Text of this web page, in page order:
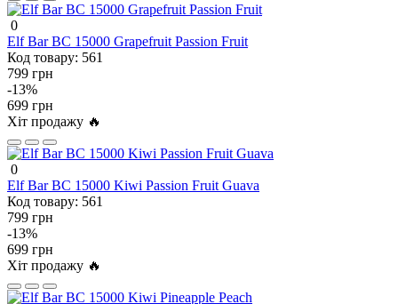
0
Elf Bar BC 15000 Grapefruit Passion Fruit
Код товару: 561
799 грн
-13%
699 грн
Хіт продажу 🔥
0
Elf Bar BC 15000 Kiwi Passion Fruit Guava
Код товару: 561
799 грн
-13%
699 грн
Хіт продажу 🔥